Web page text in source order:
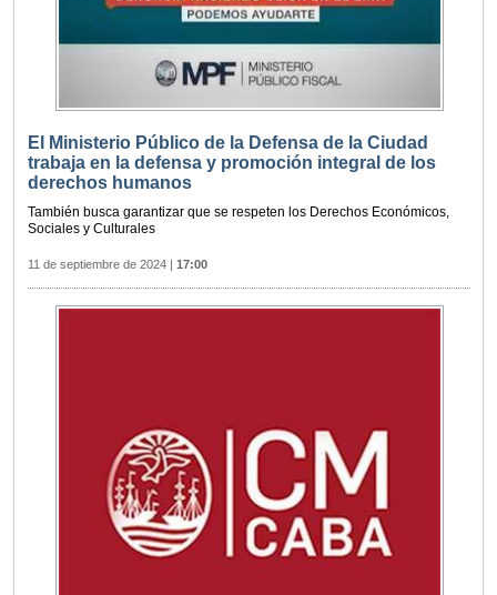
El Ministerio Público de la Defensa de la Ciudad
trabaja en la defensa y promoción integral de los
derechos humanos
También busca garantizar que se respeten los Derechos Económicos,
Sociales y Culturales
11 de septiembre de 2024 17:00